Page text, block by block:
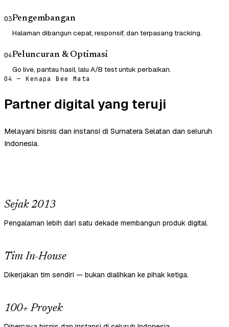
03Pengembangan
Halaman dibangun cepat, responsif, dan terpasang tracking.
04Peluncuran & Optimasi
Go live, pantau hasil, lalu A/B test untuk perbaikan.
04 — Kenapa Bee Mata
Partner digital yang teruji
Melayani bisnis dan instansi di Sumatera Selatan dan seluruh
Indonesia.
Sejak 2013
Pengalaman lebih dari satu dekade membangun produk digital.
Tim In-House
Dikerjakan tim sendiri — bukan dialihkan ke pihak ketiga.
100+ Proyek